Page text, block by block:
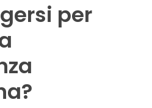
per